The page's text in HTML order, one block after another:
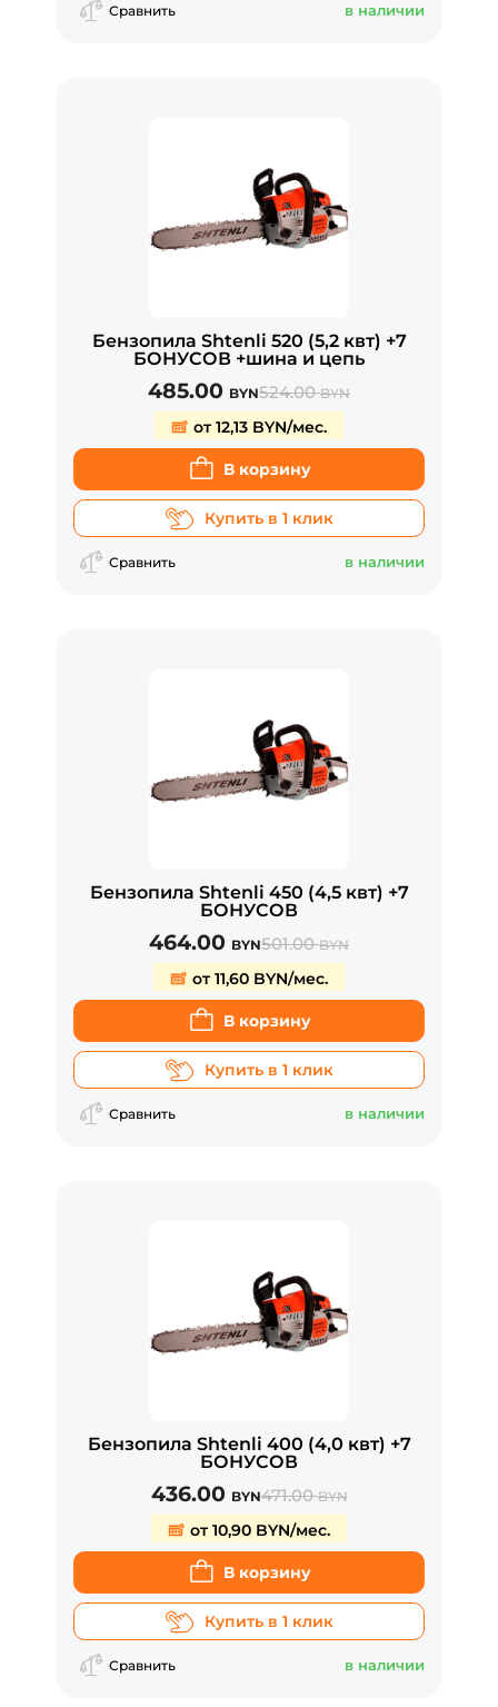
Сравнить в наличии
Бензопила Shtenli 520 (5,2 квт) +7
БОНУСОВ +шина и цепь
485.00 BYN524.00BYN
от 12,13 BYN/мес.
В корзину
Купить в 1 клик
Сравнить в наличии
Бензопила Shtenli 450 (4,5 квт) +7
БОНУСОВ
464.00 BYN501.00BYN
от 11,60 BYN/мес.
В корзину
Купить в 1 клик
Сравнить в наличии
Бензопила Shtenli 400 (4,0 квт) +7
БОНУСОВ
436.00 BYN471.00BYN
от 10,90 BYN/мес.
В корзину
Купить в 1 клик
Сравнить в наличии